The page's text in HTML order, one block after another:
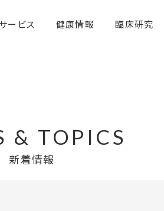
ービス 健康情報 臨床研究
& TOPICS
新着情報